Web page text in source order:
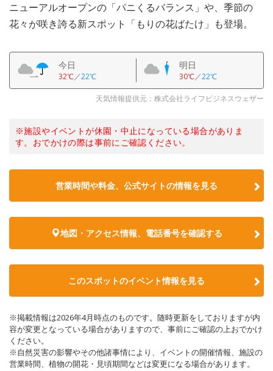
ニューアルオープンの「パニくるバランス」や、季節の
花々が咲き誇る新スポット「もりの花ばたけ」も登場。
今日
32℃／22℃
明日
30℃／22℃
天気情報提供元：株式会社ライフビジネスウェザー
※施設やイベントが休園・中止になっている場合がありま
す。おでかけの際は事前にご確認ください。
営業時間や料金、公式サイトの情報を見る
地図・アクセス情報、電話番号を確認する
このスポットのイベント情報を見る
※掲載情報は2026年4月時点のものです。随時更新をしておりますが内
容が変更となっている場合がありますので、事前にご確認の上おでかけ
ください。
※自然災害の影響やその他諸事情により、イベントの開催情報、施設の
営業時間、植物の開花・見頃期間などは変更になる場合があります。